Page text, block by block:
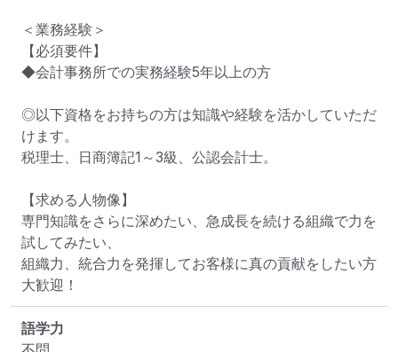
＜業務経験＞
【必須要件】
◆会計事務所での実務経験5年以上の方
◎以下資格をお持ちの方は知識や経験を活かしていただ
けます。
税理士、日商簿記1～3級、公認会計士。
【求める人物像】
専門知識をさらに深めたい、急成長を続ける組織で力を
試してみたい、
組織力、統合力を発揮してお客様に真の貢献をしたい方
大歓迎！
語学力